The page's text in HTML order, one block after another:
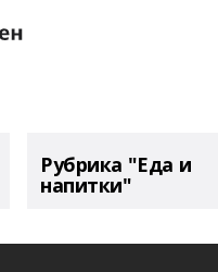
Рубрика "Еда и
напитки"